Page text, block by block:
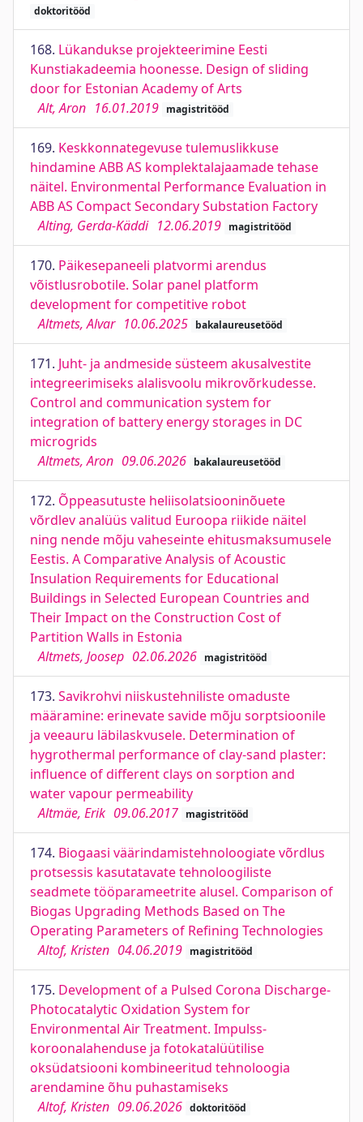
doktoritööd
168. Lükandukse projekteerimine Eesti
Kunstiakadeemia hoonesse. Design of sliding
door for Estonian Academy of Arts
Alt, Aron 16.01.2019 magistritööd
169. Keskkonnategevuse tulemuslikkuse
hindamine ABB AS komplektalajaamade tehase
näitel. Environmental Performance Evaluation in
ABB AS Compact Secondary Substation Factory
Alting, Gerda-Käddi 12.06.2019 magistritööd
170. Päikesepaneeli platvormi arendus
võistlusrobotile. Solar panel platform
development for competitive robot
Altmets, Alvar 10.06.2025 bakalaureusetööd
171. Juht- ja andmeside süsteem akusalvestite
integreerimiseks alalisvoolu mikrovõrkudesse.
Control and communication system for
integration of battery energy storages in DC
microgrids
Altmets, Aron 09.06.2026 bakalaureusetööd
172. Õppeasutuste heliisolatsiooninõuete
võrdlev analüüs valitud Euroopa riikide näitel
ning nende mõju vaheseinte ehitusmaksumusele
Eestis. A Comparative Analysis of Acoustic
Insulation Requirements for Educational
Buildings in Selected European Countries and
Their Impact on the Construction Cost of
Partition Walls in Estonia
Altmets, Joosep 02.06.2026 magistritööd
173. Savikrohvi niiskustehniliste omaduste
määramine: erinevate savide mõju sorptsioonile
ja veeauru läbilaskvusele. Determination of
hygrothermal performance of clay-sand plaster:
influence of different clays on sorption and
water vapour permeability
Altmäe, Erik 09.06.2017 magistritööd
174. Biogaasi väärindamistehnoloogiate võrdlus
protsessis kasutatavate tehnoloogiliste
seadmete tööparameetrite alusel. Comparison of
Biogas Upgrading Methods Based on The
Operating Parameters of Refining Technologies
Altof, Kristen 04.06.2019 magistritööd
175. Development of a Pulsed Corona Discharge-
Photocatalytic Oxidation System for
Environmental Air Treatment. Impulss-
koroonalahenduse ja fotokatalüütilise
oksüdatsiooni kombineeritud tehnoloogia
arendamine õhu puhastamiseks
Altof, Kristen 09.06.2026 doktoritööd